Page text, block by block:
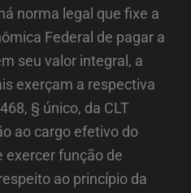
norma legal que fixe a
Federal de pagar a
seu valor integral, a
exerçam a respectiva
§ único, da CLT
ao cargo efetivo do
exercer função de
ao princípio da